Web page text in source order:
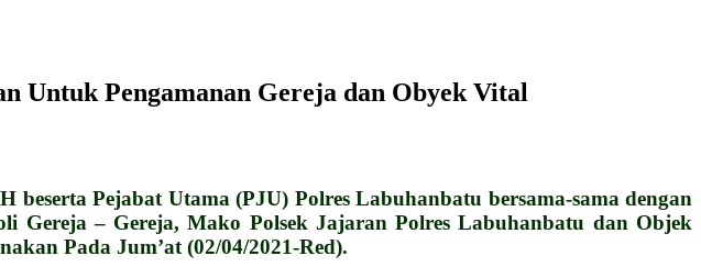
Untuk Pengamanan Gereja dan Obyek Vital
Pejabat Utama (PJU) Polres Labuhanbatu bersama-sama dengan
Gereja – Gereja, Mako Polsek Jajaran Polres Labuhanbatu dan Objek
Pada Jum’at (02/04/2021-Red).